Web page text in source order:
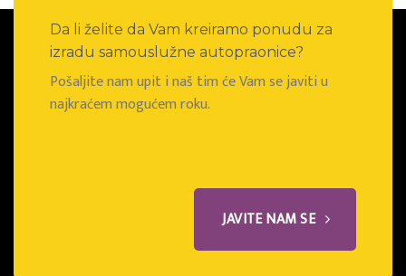
Da li želite da Vam kreiramo ponudu za
izradu samouslužne autopraonice?
Pošaljite nam upit i naš tim će Vam se javiti u
najkraćem mogućem roku.
JAVITE NAM SE